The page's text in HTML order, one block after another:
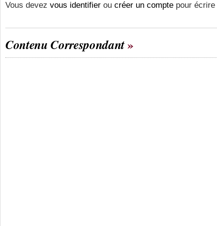
Vous devez vous identifier ou créer un compte pour
Contenu Correspondant